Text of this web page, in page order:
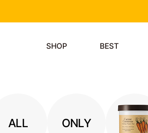
SHOP BEST
ALL ONLY